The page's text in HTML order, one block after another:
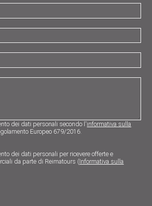
dei dati personali secondo l'informativa sulla
Europeo 679/2016.
dei dati personali per ricevere offerte e
da parte di Reimatours (Informativa sulla